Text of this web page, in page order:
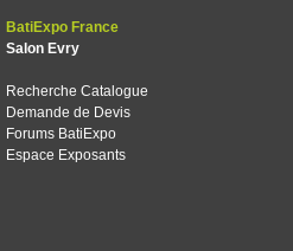
BatiExpo France
Salon Evry
Recherche Catalogue
Demande de Devis
Forums BatiExpo
Espace Exposants